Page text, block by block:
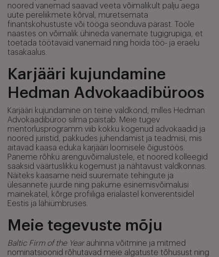
noored vanemad saavad veeta võimalikult palju aega
uute pereliikmete kõrval, muretsemata
finantskohustuste või tööga seonduva pärast. Tööle
naastes on võimalik ühineda vanemate tugigrupiga, et
toetada töötavaid vanemaid ning hoida töö- ja eraelu
tasakaalus.
Karjääri kujundamine
Hedman Advokaadibüroos
Karjääri kujundamine on teine valdkond, milles Hedman
Advokaadibüroo silma paistab. Meie tugev
mentorlusprogramm viib kokku kogenud advokaadid ja
noored juristid, pakkudes juhendamist ja teadmisi, mis
aitavad kaasa eduka karjääri loomisele õigustöös.
Paneme rõhku arenguvõimalustele, et noored kolleegid
saaksid väärtuslikku kogemust ja nähtavust valdkonnas.
Näiteks kaasame neid suuremate tehingute ja
ülesannete juurde ning pakume esinemisvõimalusi
mainekatel, kõrge profiiliga erialastel konverentsidel
Eestis ja lähiümbruses.
Meie tegevuste mõju
Baltic Firm of the Yearauhinna võitmine ja mitmed
nominatsioonid rõhutavad meie algatuste tõhusust ning